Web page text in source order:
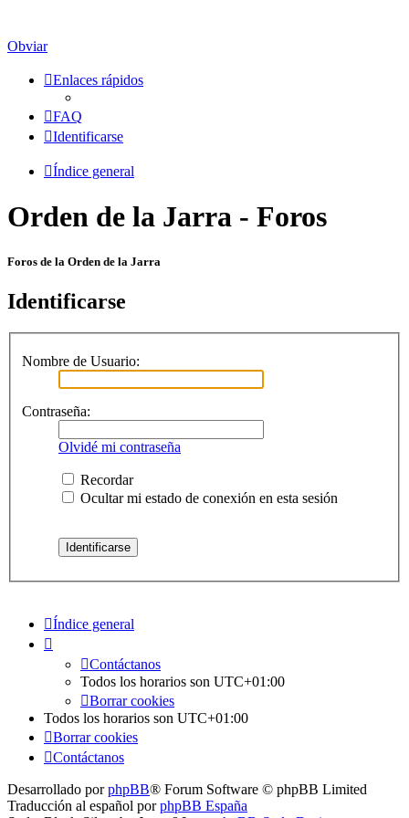
Obviar
Enlaces rápidos
FAQ
Identificarse
Índice general
Orden de la Jarra - Foros
Foros de la Orden de la Jarra
Identificarse
Nombre de Usuario:
Contraseña:
Olvidé mi contraseña
Recordar
Ocultar mi estado de conexión en esta sesión
Índice general
Contáctanos
Todos los horarios son UTC+01:00
Borrar cookies
Todos los horarios son UTC+01:00
Borrar cookies
Contáctanos
Desarrollado porphpBB® Forum Software © phpBB Limited
Traducción al español porphpBB España